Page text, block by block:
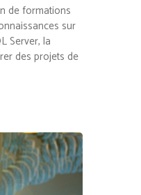
de formations
sur
Server, la
des projets de